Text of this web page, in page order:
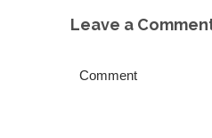
Leave a